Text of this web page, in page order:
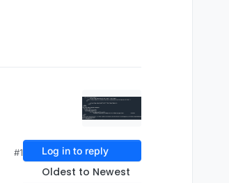
#1 Log in to reply
Oldest to Newest